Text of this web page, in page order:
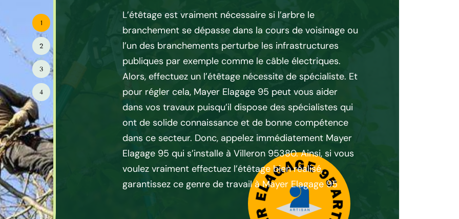
effectuer les travaux
travail qui est un peu
de connaissance et la
que l’étêtage dans
se réalise bien en
les spécialistes.
95 est à votre service
qualifiés et très
genre de travail. Donc,
à Mayer Elagage 95
Et, comptez à ses
d’étêtage en
L’étêtage est vraiment nécessaire si l’arbre le
branchement se dépasse dans la cours de voisinage ou
l’un des branchements perturbe les infrastructures
publiques par exemple comme le câble électriques.
Alors, effectuez un l’étêtage nécessite de spécialiste. Et
pour régler cela, Mayer Elagage 95 peut vous aider
dans vos travaux puisqu’il dispose des spécialistes qui
ont de solide connaissance et de bonne compétence
dans ce secteur. Donc, appelez immédiatement Mayer
Elagage 95 qui s’installe à Villeron 95380. Ainsi, si vous
voulez vraiment effectuez l’étêtage bien réalisé,
garantissez ce genre de travail à Mayer Elagage 95
1
2
3
4